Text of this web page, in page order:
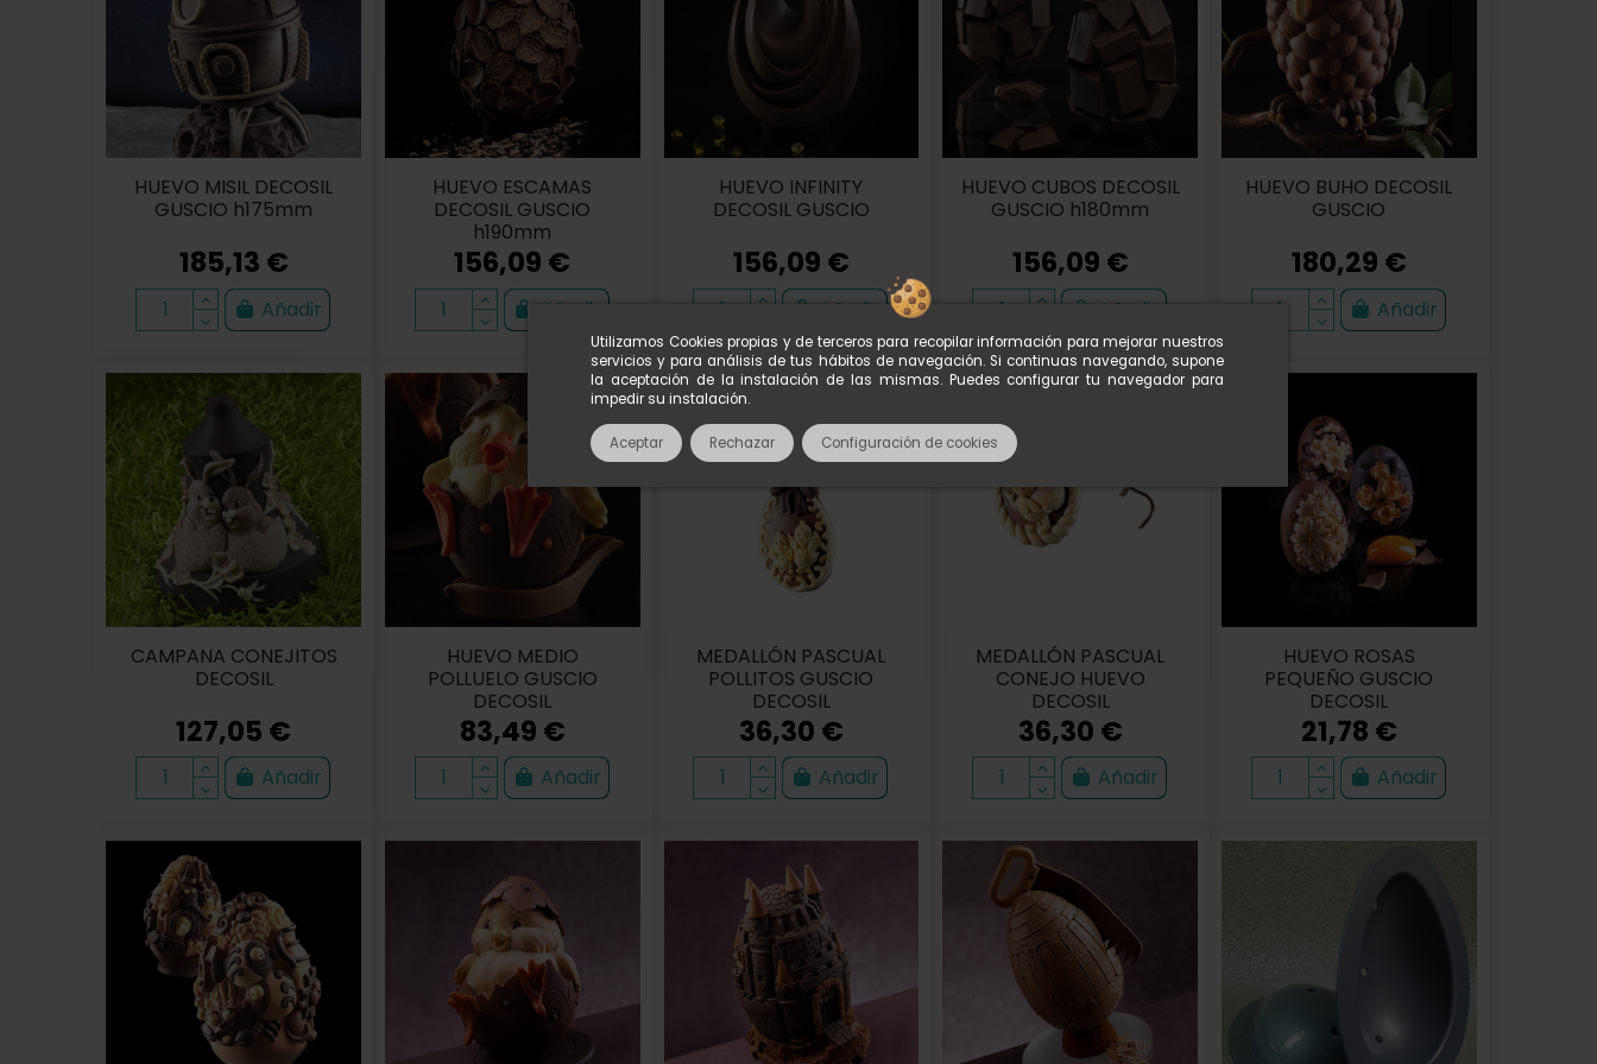
Utilizamos Cookies propias y de terceros para recopilar información para mejorar nuestros
servicios y para análisis de tus hábitos de navegación. Si continuas navegando, supone
la aceptación de la instalación de las mismas. Puedes configurar tu navegador para
impedir su instalación.
Aceptar Rechazar Configuración de cookies
HUEVO MISIL DECOSIL
GUSCIO h175mm
185,13 €
Añadir
HUEVO ESCAMAS
DECOSIL GUSCIO
h190mm
156,09 €
Añadir
HUEVO INFINITY
DECOSIL GUSCIO
156,09 €
Añadir
HUEVO CUBOS DECOSIL
GUSCIO h180mm
156,09 €
Añadir
HUEVO BUHO DECOSIL
GUSCIO
180,29 €
Añadir
CAMPANA CONEJITOS
DECOSIL
127,05 €
Añadir
HUEVO MEDIO
POLLUELO GUSCIO
DECOSIL
83,49 €
Añadir
MEDALLÓN PASCUAL
POLLITOS GUSCIO
DECOSIL
36,30 €
Añadir
MEDALLÓN PASCUAL
CONEJO HUEVO
DECOSIL
36,30 €
Añadir
HUEVO ROSAS
PEQUEÑO GUSCIO
DECOSIL
21,78 €
Añadir